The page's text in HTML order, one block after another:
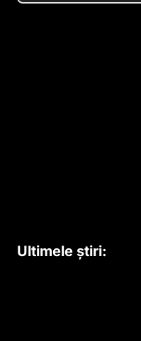
Ultimele știri: